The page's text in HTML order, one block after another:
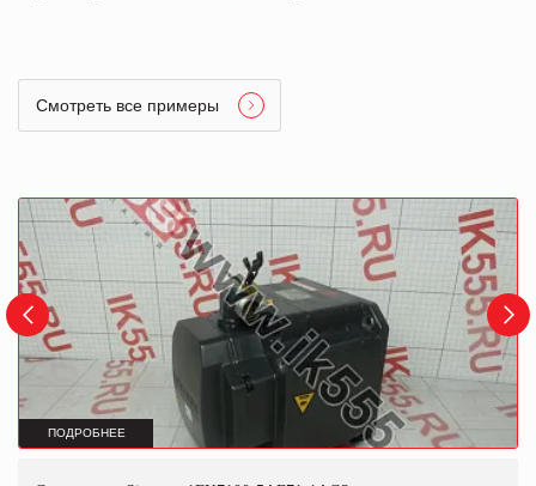
Смотреть все примеры
ПОДРОБНЕЕ